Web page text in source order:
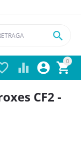
0




CF2 -